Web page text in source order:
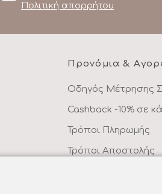
Πολιτική απορρήτου
Προνόμια &
Οδηγός Μέτρησης
Cashback -10% σε
Τρόποι Πληρωμής
Τρόποι Αποστολής